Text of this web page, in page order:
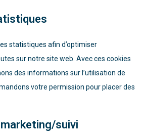
statistiques afin d’optimiser
sur notre site web. Avec ces cookies
des informations sur l’utilisation de
votre permission pour placer des
suivi